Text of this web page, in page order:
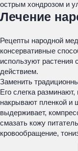
острым хондрозом и
Лечение
Рецепты народной
консервативные
используют
действием.
Заменить
Его слегка
накрывают пленкой и
выдерживает,
смазать кожу
кровообращение,